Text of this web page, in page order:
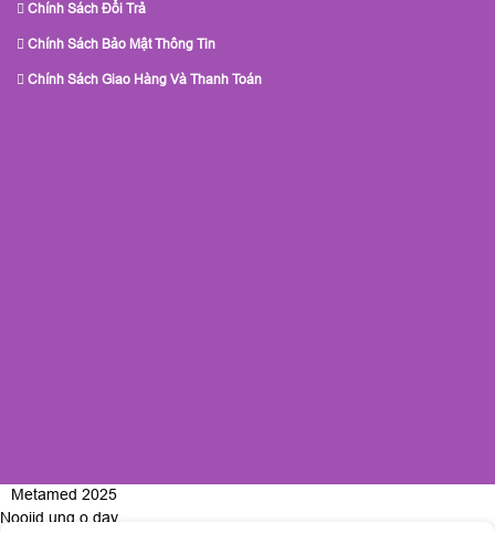
Chính Sách Đổi Trả
Chính Sách Bảo Mật Thông Tin
Chính Sách Giao Hàng Và Thanh Toán
Metamed 2025
Nooijd ung o day